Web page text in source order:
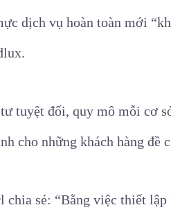
dịch vụ hoàn toàn mới
tuyệt đối, quy mô mỗi cơ
cho những khách hàng đề
sẻ: “Bằng việc thiết